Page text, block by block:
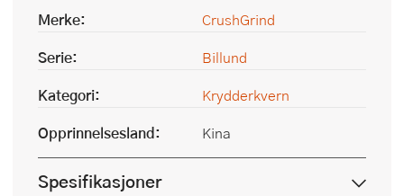
Merke:
CrushGrind
Serie:
Billund
Kategori:
Krydderkvern
Opprinnelsesland:
Kina
Spesifikasjoner